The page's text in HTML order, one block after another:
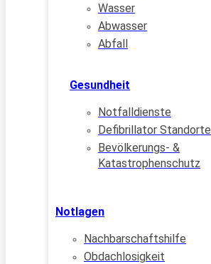
Wasser
Abwasser
Abfall
Gesundheit
Notfalldienste
Defibrillator Standorte
Bevölkerungs- &
Katastrophenschutz
Notlagen
Nachbarschaftshilfe
Obdachlosigkeit